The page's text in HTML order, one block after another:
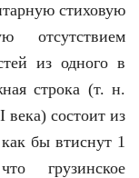
стиховую
отсутствием
из одного в
строка (т. н.
состоит из
бы втиснут 1
грузинское